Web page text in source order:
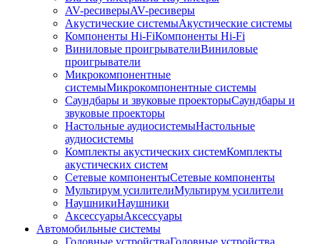
AV-ресиверыAV-ресиверы
Акустические системыАкустические системы
Компоненты Hi-FiКомпоненты Hi-Fi
Виниловые проигрывателиВиниловые
проигрыватели
Микрокомпонентные
системыМикрокомпонентные системы
Саундбары и звуковые проекторыСаундбары и
звуковые проекторы
Настольные аудиосистемыНастольные
аудиосистемы
Комплекты акустических системКомплекты
акустических систем
Сетевые компонентыСетевые компоненты
Мультирум усилителиМультирум усилители
НаушникиНаушники
АксессуарыАксессуары
Автомобильные системы
Головные устройстваГоловные устройства